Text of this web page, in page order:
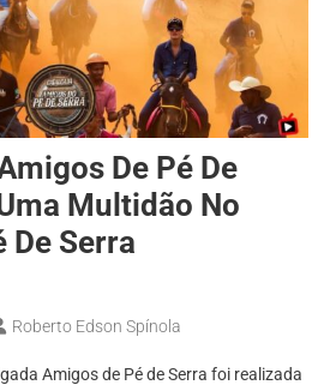
De Pé De
Multidão No
De Serra
Roberto Edson Spínola
Amigos de Pé de Serra foi realizada